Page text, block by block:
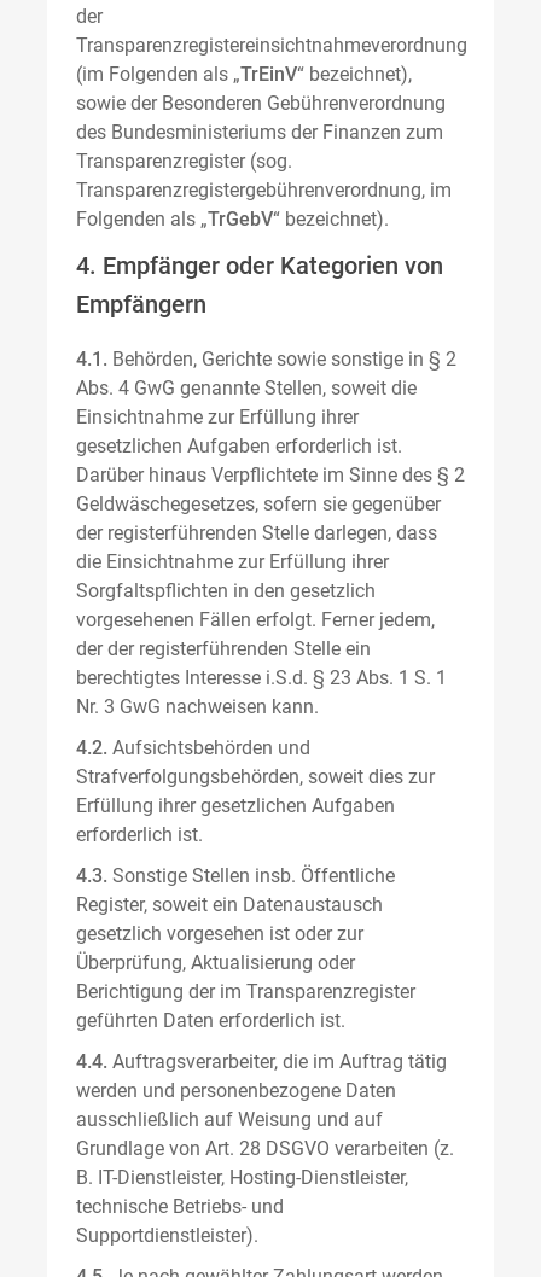
der
Transparenzregistereinsichtnahmeverordnung
(im Folgenden als „TrEinV“ bezeichnet),
sowie der Besonderen Gebührenverordnung
des Bundesministeriums der Finanzen zum
Transparenzregister (sog.
Transparenzregistergebührenverordnung, im
Folgenden als „TrGebV“ bezeichnet).
4. Empfänger oder Kategorien von
Empfängern
4.1. Behörden, Gerichte sowie sonstige in § 2
Abs. 4 GwG genannte Stellen, soweit die
Einsichtnahme zur Erfüllung ihrer
gesetzlichen Aufgaben erforderlich ist.
Darüber hinaus Verpflichtete im Sinne des § 2
Geldwäschegesetzes, sofern sie gegenüber
der registerführenden Stelle darlegen, dass
die Einsichtnahme zur Erfüllung ihrer
Sorgfaltspflichten in den gesetzlich
vorgesehenen Fällen erfolgt. Ferner jedem,
der der registerführenden Stelle ein
berechtigtes Interesse i.S.d. § 23 Abs. 1 S. 1
Nr. 3 GwG nachweisen kann.
4.2. Aufsichtsbehörden und
Strafverfolgungsbehörden, soweit dies zur
Erfüllung ihrer gesetzlichen Aufgaben
erforderlich ist.
4.3. Sonstige Stellen insb. Öffentliche
Register, soweit ein Datenaustausch
gesetzlich vorgesehen ist oder zur
Überprüfung, Aktualisierung oder
Berichtigung der im Transparenzregister
geführten Daten erforderlich ist.
4.4. Auftragsverarbeiter, die im Auftrag tätig
werden und personenbezogene Daten
ausschließlich auf Weisung und auf
Grundlage von Art. 28 DSGVO verarbeiten (z.
B. IT-Dienstleister, Hosting-Dienstleister,
technische Betriebs- und
Supportdienstleister).